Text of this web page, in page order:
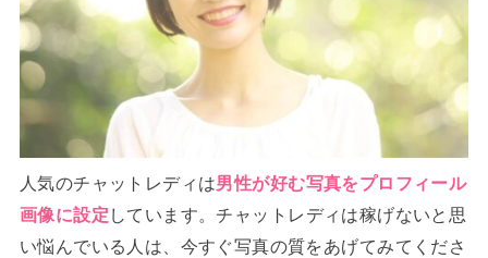
人気のチャットレディは男性が好む写真をプロフィール
画像に設定 しています。チャットレディは稼げないと思
い悩んでいる人は、今すぐ写真の質をあげてみてくださ